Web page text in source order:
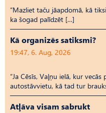
“Mazliet taču jāapdomā, kā
ka šogad palīdzēt […]
Kā organizēs satiksmi?
19:47, 6. Aug, 2026
“Ja Cēsīs, Vaļņu ielā, kur
autostāvvietu, kā tad tur
Atļāva visam sabrukt